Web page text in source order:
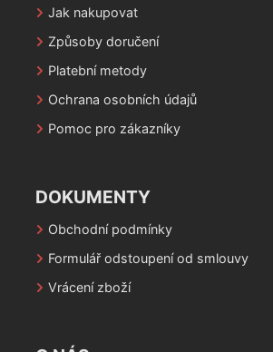
Jak nakupovat
Způsoby doručení
Platební metody
Ochrana osobních údajů
Pomoc pro zákazníky
DOKUMENTY
Obchodní podmínky
Formulář odstoupení od smlouvy
Vrácení zboží